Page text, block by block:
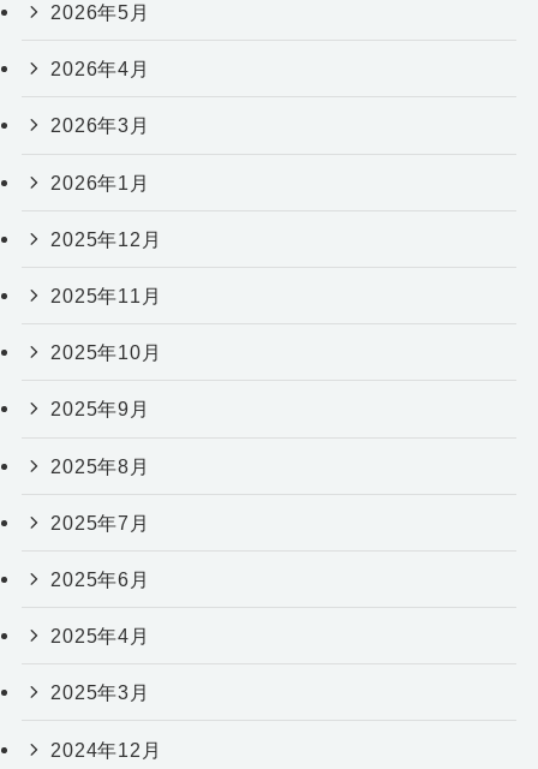
2026年5月
2026年4月
2026年3月
2026年1月
2025年12月
2025年11月
2025年10月
2025年9月
2025年8月
2025年7月
2025年6月
2025年4月
2025年3月
2024年12月